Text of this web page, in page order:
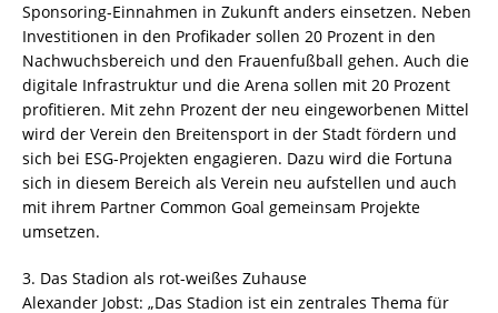
Sponsoring-Einnahmen in Zukunft anders einsetzen. Neben
Investitionen in den Profikader sollen 20 Prozent in den
Nachwuchsbereich und den Frauenfußball gehen. Auch die
digitale Infrastruktur und die Arena sollen mit 20 Prozent
profitieren. Mit zehn Prozent der neu eingeworbenen Mittel
wird der Verein den Breitensport in der Stadt fördern und
sich bei ESG-Projekten engagieren. Dazu wird die Fortuna
sich in diesem Bereich als Verein neu aufstellen und auch
mit ihrem Partner Common Goal gemeinsam Projekte
umsetzen.
3. Das Stadion als rot-weißes Zuhause
Alexander Jobst: „Das Stadion ist ein zentrales Thema für